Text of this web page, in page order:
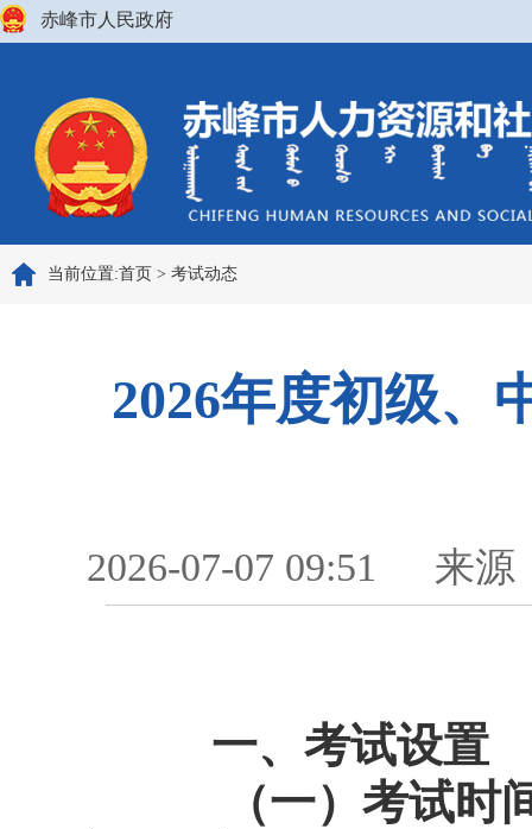
赤峰市人民政府
当前位置:首页 > 考试动态
2026年度初级、
2026-07-07 09:51 来源
一、 考试设置
（一）考试时